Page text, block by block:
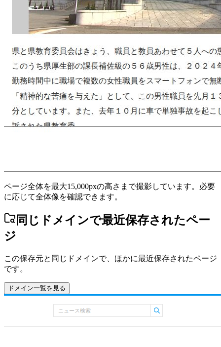
ページ全体を最大15,000pxの高さまで撮影しています。必要
に応じて全体像を確認できます。
同じドメインで最近保存されたペー
ジ
この保存元と同じドメインで、ほかに最近保存されたページ
です。
ドメイン一覧を見る